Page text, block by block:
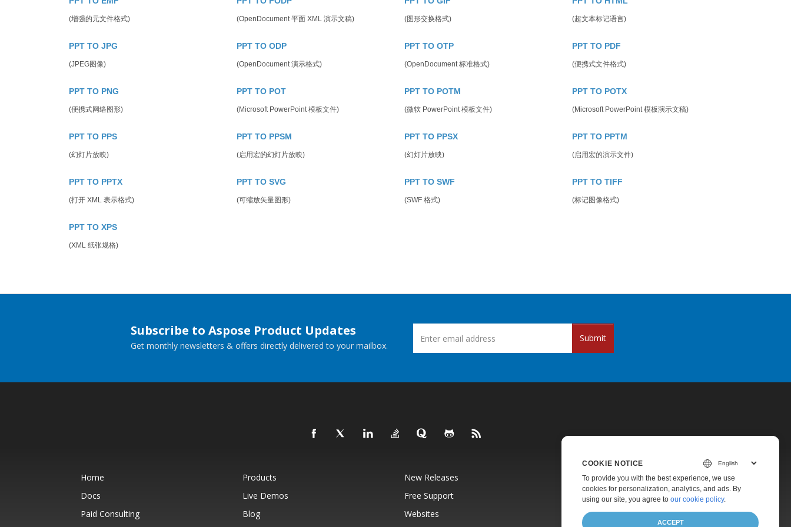
(增强的元文件格式) (OpenDocument 平面 XML 演示文稿) (图形交换格式) (超文本标记语言)
PPT TO JPG
(JPEG图像)
PPT TO ODP
(OpenDocument 演示格式)
PPT TO OTP
(OpenDocument 标准格式)
PPT TO PDF
(便携式文件格式)
PPT TO PNG
(便携式网络图形)
PPT TO POT
(Microsoft PowerPoint 模板文件)
PPT TO POTM
(微软 PowerPoint 模板文件)
PPT TO POTX
(Microsoft PowerPoint 模板演示文稿)
PPT TO PPS
(幻灯片放映)
PPT TO PPSM
(启用宏的幻灯片放映)
PPT TO PPSX
(幻灯片放映)
PPT TO PPTM
(启用宏的演示文件)
PPT TO PPTX
(打开 XML 表示格式)
PPT TO SVG
(可缩放矢量图形)
PPT TO SWF
(SWF 格式)
PPT TO TIFF
(标记图像格式)
PPT TO XPS
(XML 纸张规格)
Subscribe to Aspose Product Updates
Get monthly newsletters & offers directly delivered to your mailbox.
Submit
Home Products New Releases
Pricing
Docs
Live Demos Free Support
Paid Support
Paid Consulting
Blog Websites About
COOKIE NOTICE
To provide you with the best experience, we use
cookies for personalization, analytics, and ads. By
using our site, you agree to our cookie policy.
ACCEPT